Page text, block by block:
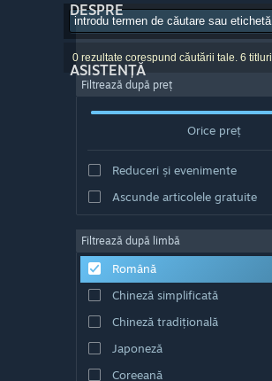
DESPRE
ASISTENȚĂ
0 rezultate corespund căutării tale. 6
Filtrează după preț
Orice preț
Reduceri și evenimente
Ascunde articolele gratuite
Filtrează după limbă
Română
Chineză simplificată
Chineză tradițională
Japoneză
Coreeană